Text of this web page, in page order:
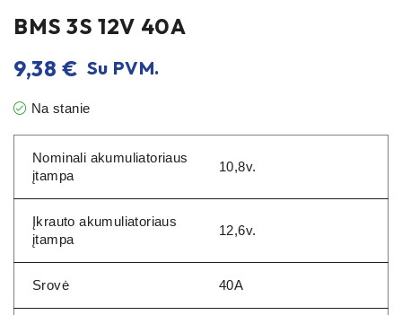
BMS 3S 12V 40A
9,38 € Su PVM.
Na stanie
Nominali akumuliatoriaus
įtampa
10,8v.
Įkrauto akumuliatoriaus
įtampa
12,6v.
Srovė 40A